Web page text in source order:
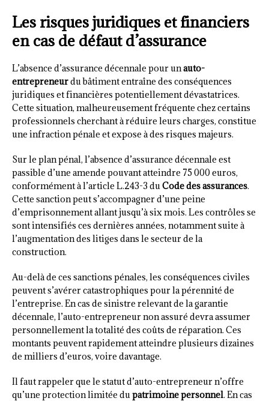
Les risques juridiques et financiers
en cas de défaut d’assurance
L’absence d’assurance décennale pour unauto-
entrepreneurdu bâtiment entraîne des conséquences
juridiques et financières potentiellement dévastatrices.
Cette situation, malheureusement fréquente chez certains
professionnels cherchant à réduire leurs charges, constitue
une infraction pénale et expose à des risques majeurs.
Sur le plan pénal, l’absence d’assurance décennale est
passible d’une amende pouvant atteindre 75 000 euros,
conformément à l’article L.243-3 duCode des assurances.
Cette sanction peut s’accompagner d’une peine
d’emprisonnement allant jusqu’à six mois. Les contrôles se
sont intensifiés ces dernières années, notamment suite à
l’augmentation des litiges dans le secteur de la
construction.
Au-delà de ces sanctions pénales, les conséquences civiles
peuvent s’avérer catastrophiques pour la pérennité de
l’entreprise. En cas de sinistre relevant de la garantie
décennale, l’auto-entrepreneur non assuré devra assumer
personnellement la totalité des coûts de réparation. Ces
montants peuvent rapidement atteindre plusieurs dizaines
de milliers d’euros, voire davantage.
Il faut rappeler que le statut d’auto-entrepreneur n’offre
qu’une protection limitée dupatrimoine personnel. En cas